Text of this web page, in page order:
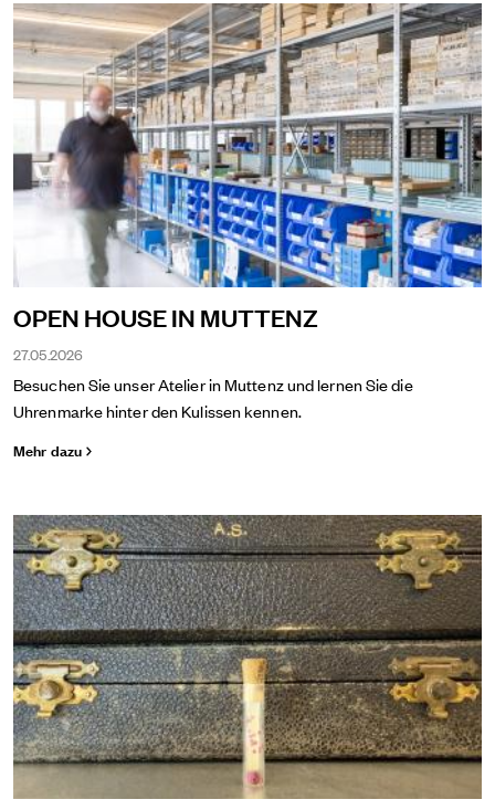
OPEN HOUSE IN MUTTENZ
27.05.2026
Besuchen Sie unser Atelier in Muttenz und lernen Sie die
Uhrenmarke hinter den Kulissen kennen.
Mehr dazu